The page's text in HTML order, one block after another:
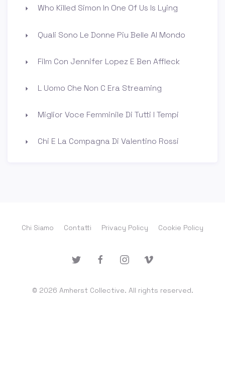
Who Killed Simon In One Of Us Is Lying
Quali Sono Le Donne Piu Belle Al Mondo
Film Con Jennifer Lopez E Ben Affleck
L Uomo Che Non C Era Streaming
Miglior Voce Femminile Di Tutti I Tempi
Chi E La Compagna Di Valentino Rossi
Chi Siamo Contatti Privacy Policy Cookie Policy
© 2026 Amherst Collective. All rights reserved.